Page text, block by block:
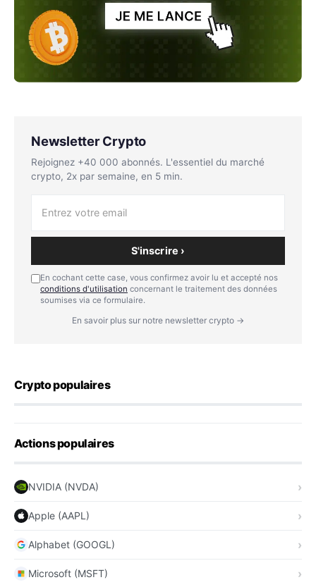
Newsletter Crypto
Rejoignez +40 000 abonnés. L'essentiel du marché
crypto, 2x par semaine, en 5 min.
S'inscrire ›
En cochant cette case, vous confirmez avoir lu et accepté nos
conditions d'utilisation concernant le traitement des données
soumises via ce formulaire.
En savoir plus sur notre newsletter crypto →
Crypto populaires
Actions populaires
NVIDIA (NVDA)
Apple (AAPL)
Alphabet (GOOGL)
Microsoft (MSFT)